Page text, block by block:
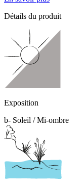
Détails du produit
Exposition
b- Soleil / Mi-ombre